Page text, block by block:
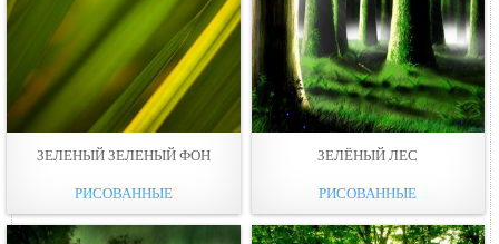
ЗЕЛЕНЫЙ ЗЕЛЕНЫЙ ФОН
РИСОВАННЫЕ
ЗЕЛЁНЫЙ ЛЕС
РИСОВАННЫЕ